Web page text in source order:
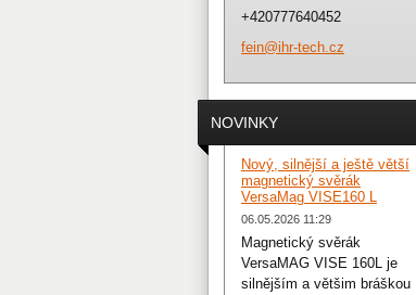
+420777640452
fein@ihr-tech.cz
NOVINKY
Nový, silnější a ještě větší
magnetický svěrák
VersaMag VISE160 L
06.05.2026 11:29
Magnetický svěrák
VersaMAG VISE 160L je
silnějším a většim bráškou